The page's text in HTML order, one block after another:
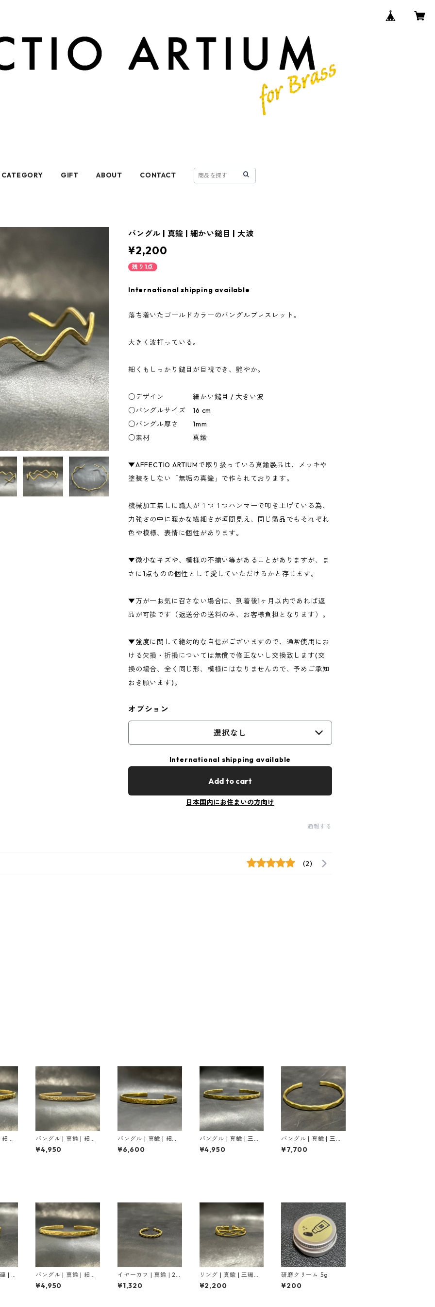
CATEGORY GIFT ABOUT CONTACT
バングル | 真鍮 | 細かい鎚目 | 大波
¥2,200
残り1点
International shipping available
落ち着いたゴールドカラーのバングルブレスレット。
大きく波打っている。
細くもしっかり鎚目が目視でき、艶やか。
○デザイン 細かい鎚目 / 大きい波
○バングルサイズ 16 cm
○バングル厚さ 1mm
○素材 真鍮
▼AFFECTIO ARTIUMで取り扱っている真鍮製品は、メッキや
塗装をしない「無垢の真鍮」で作られております。
機械加工無しに職人が１つ１つハンマーで叩き上げている為、
力強さの中に暖かな繊細さが垣間見え、同じ製品でもそれぞれ
色や模様、表情に個性があります。
▼微小なキズや、模様の不揃い等があることがありますが、ま
さに1点ものの個性として愛していただけるかと存じます。
▼万が一お気に召さない場合は、到着後1ヶ月以内であれば返
品が可能です（返送分の送料のみ、お客様負担となります）。
▼強度に関して絶対的な自信がございますので、通常使用にお
ける欠損・折損については無償で修正ないし交換致します(交
換の場合、全く同じ形、模様にはなりませんので、予めご承知
おき願います)。
オプション
選択なし
International shipping available
Add to cart
日本国内にお住まいの方向け
通報する
(2)
か
バングル | 真鍮 | 細か
い鎚目 | 3mm | マッド
ゴールド
¥4,950
バングル | 真鍮 | 細か
い鎚目 | 4mm
¥6,600
バングル | 真鍮 | 三角
の鎚目 | 3mm
¥4,950
バングル | 真鍮 | 三角
の鎚目 | 4mm
¥7,700
| ゴ
バングル | 真鍮 | 細か
い鎚目 | 3mm | ゴール
ド
¥4,950
イヤーカフ | 真鍮 | 2
連ねじり(小) | ゴール
ド
¥1,320
リング | 真鍮 | 三編み
| ゴールド
¥2,200
研磨クリーム 5g
¥200